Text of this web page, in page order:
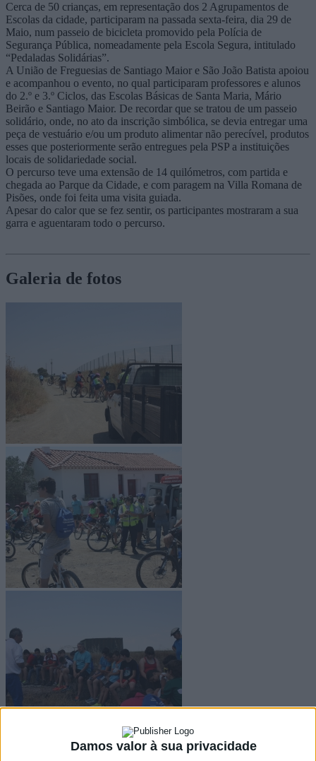
Damos valor à sua privacidade
Cerca de 50 crianças, em representação dos 2 Agrupamentos de
Escolas da cidade, participaram na passada sexta-feira, dia 29 de
Maio, num passeio de bicicleta promovido pela Polícia de
Segurança Pública, nomeadamente pela Escola Segura, intitulado
“Pedaladas Solidárias”.
A União de Freguesias de Santiago Maior e São João Batista apoiou
e acompanhou o evento, no qual participaram professores e alunos
do 2.º e 3.º Ciclos, das Escolas Básicas de Santa Maria, Mário
Beirão e Santiago Maior. De recordar que se tratou de um passeio
solidário, onde, no ato da inscrição simbólica, se devia entregar uma
peça de vestuário e/ou um produto alimentar não perecível, produtos
esses que posteriormente serão entregues pela PSP a instituições
locais de solidariedade social.
O percurso teve uma extensão de 14 quilómetros, com partida e
chegada ao Parque da Cidade, e com paragem na Villa Romana de
Pisões, onde foi feita uma visita guiada.
Apesar do calor que se fez sentir, os participantes mostraram a sua
garra e aguentaram todo o percurso.
Galeria de fotos